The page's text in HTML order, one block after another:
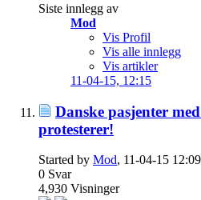
Siste innlegg av
Mod
Vis Profil
Vis alle innlegg
Vis artikler
11-04-15, 12:15
Danske pasjenter
protesterer!
Started by Mod, 11-04-15 12:09
0 Svar
4,930 Visninger